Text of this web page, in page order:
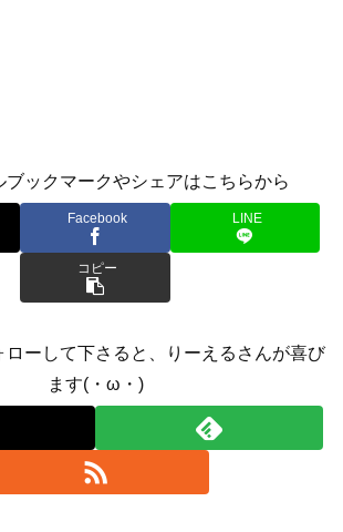
ックマークやシェアはこちらから
Facebook LINE
コピー
ーして下さると、りーえるさんが喜び
ます(・ω・)